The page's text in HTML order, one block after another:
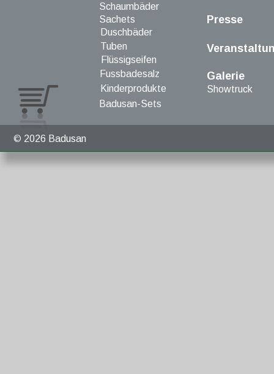
Presse
Galerie
Schaumbäder
Duschbäder
Flüssigseifen
Fussbadesalz
Kinderprodukte
Badusan-Sets
© 2026 Badusan
Showtruck
Sachets
Tuben